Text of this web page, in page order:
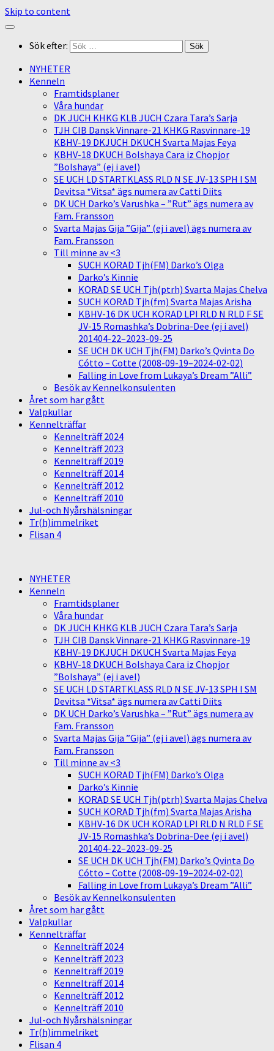
Skip to content
Sök efter:
NYHETER
Kenneln
Framtidsplaner
Våra hundar
DK JUCH KHKG KLB JUCH Czara Tara’s Sarja
TJH CIB Dansk Vinnare-21 KHKG Rasvinnare-19
KBHV-19 DKJUCH DKUCH Svarta Majas Feya
KBHV-18 DKUCH Bolshaya Cara iz Chopjor
”Bolshaya” (ej i avel)
SE UCH LD STARTKLASS RLD N SE JV-13 SPH I SM
Devitsa *Vitsa* ägs numera av Catti Diits
DK UCH Darko’s Varushka – ”Rut” ägs numera av
Fam. Fransson
Svarta Majas Gija ”Gija” (ej i avel) ägs numera av
Fam. Fransson
Till minne av <3
SUCH KORAD Tjh(FM) Darko’s Olga
Darko’s Kinnie
KORAD SE UCH Tjh(ptrh) Svarta Majas Chelva
SUCH KORAD Tjh(fm) Svarta Majas Arisha
KBHV-16 DK UCH KORAD LPI RLD N RLD F SE
JV-15 Romashka’s Dobrina-Dee (ej i avel)
201404-22–2023-09-25
SE UCH DK UCH Tjh(FM) Darko’s Qvinta Do
Cótto – Cotte (2008-09-19–2024-02-02)
Falling in Love from Lukaya’s Dream ”Alli”
Besök av Kennelkonsulenten
Året som har gått
Valpkullar
Kennelträffar
Kennelträff 2024
Kennelträff 2023
Kennelträff 2019
Kennelträff 2014
Kennelträff 2012
Kennelträff 2010
Jul-och Nyårshälsningar
Tr(h)immelriket
Flisan 4
NYHETER
Kenneln
Framtidsplaner
Våra hundar
DK JUCH KHKG KLB JUCH Czara Tara’s Sarja
TJH CIB Dansk Vinnare-21 KHKG Rasvinnare-19
KBHV-19 DKJUCH DKUCH Svarta Majas Feya
KBHV-18 DKUCH Bolshaya Cara iz Chopjor
”Bolshaya” (ej i avel)
SE UCH LD STARTKLASS RLD N SE JV-13 SPH I SM
Devitsa *Vitsa* ägs numera av Catti Diits
DK UCH Darko’s Varushka – ”Rut” ägs numera av
Fam. Fransson
Svarta Majas Gija ”Gija” (ej i avel) ägs numera av
Fam. Fransson
Till minne av <3
SUCH KORAD Tjh(FM) Darko’s Olga
Darko’s Kinnie
KORAD SE UCH Tjh(ptrh) Svarta Majas Chelva
SUCH KORAD Tjh(fm) Svarta Majas Arisha
KBHV-16 DK UCH KORAD LPI RLD N RLD F SE
JV-15 Romashka’s Dobrina-Dee (ej i avel)
201404-22–2023-09-25
SE UCH DK UCH Tjh(FM) Darko’s Qvinta Do
Cótto – Cotte (2008-09-19–2024-02-02)
Falling in Love from Lukaya’s Dream ”Alli”
Besök av Kennelkonsulenten
Året som har gått
Valpkullar
Kennelträffar
Kennelträff 2024
Kennelträff 2023
Kennelträff 2019
Kennelträff 2014
Kennelträff 2012
Kennelträff 2010
Jul-och Nyårshälsningar
Tr(h)immelriket
Flisan 4